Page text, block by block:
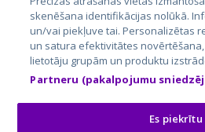
City24.ee
GetaPro.lv
GetaPro.ee
Skelbiu.lt
Autoplius.lt
Aruodas.lt
skenēšana identifikācijas nolūkā.
un/vai piekļuve tai. Personalizētas
un satura efektivitātes
lietotāju grupām un produktu
Partneru (pakalpojumu
Es piekrītu